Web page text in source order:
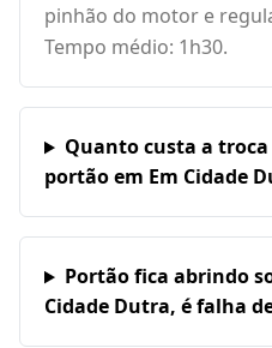
pinhão do motor e
Tempo médio: 1h30.
Quanto custa a
portão em Em Cidade
Portão fica abrindo
Cidade Dutra, é falha